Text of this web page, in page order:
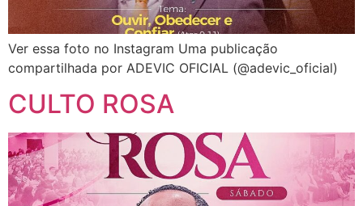
Ver essa foto no Instagram Uma publicação
compartilhada por ADEVIC OFICIAL (@adevic_oficial)
CULTO ROSA